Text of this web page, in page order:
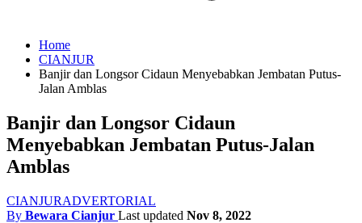
Home
CIANJUR
Banjir dan Longsor Cidaun Menyebabkan Jembatan Putus-
Jalan Amblas
Banjir dan Longsor Cidaun
Menyebabkan Jembatan Putus-Jalan
Amblas
CIANJURADVERTORIAL
By Bewara Cianjur Last updated Nov 8, 2022